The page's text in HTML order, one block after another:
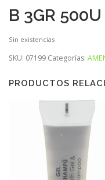
B 3GR 500U
Sin existencias
SKU: 07199 Categorías:
PRODUCTOS